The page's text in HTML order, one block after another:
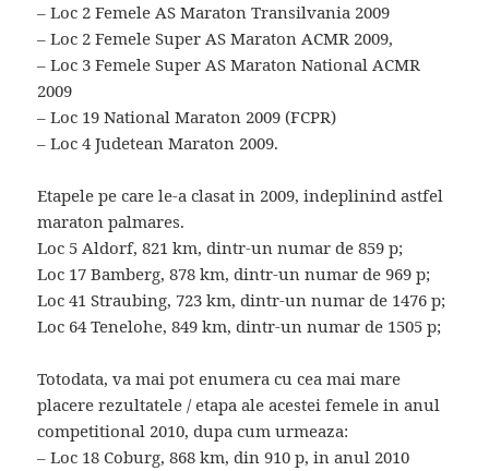
– Loc 2 Femele AS Maraton Transilvania 2009
– Loc 2 Femele Super AS Maraton ACMR 2009,
– Loc 3 Femele Super AS Maraton National ACMR
2009
– Loc 19 National Maraton 2009 (FCPR)
– Loc 4 Judetean Maraton 2009.
Etapele pe care le-a clasat in 2009, indeplinind astfel
maraton palmares.
Loc 5 Aldorf, 821 km, dintr-un numar de 859 p;
Loc 17 Bamberg, 878 km, dintr-un numar de 969 p;
Loc 41 Straubing, 723 km, dintr-un numar de 1476 p;
Loc 64 Tenelohe, 849 km, dintr-un numar de 1505 p;
Totodata, va mai pot enumera cu cea mai mare
placere rezultatele / etapa ale acestei femele in anul
competitional 2010, dupa cum urmeaza:
– Loc 18 Coburg, 868 km, din 910 p, in anul 2010